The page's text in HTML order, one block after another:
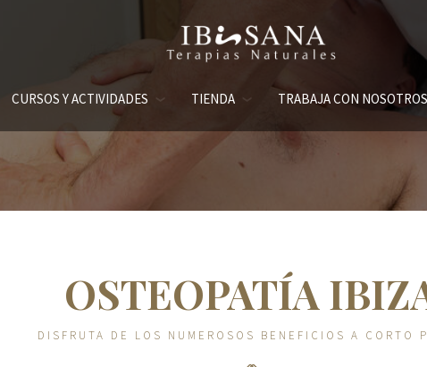
CURSOS Y ACTIVIDADES TIENDA TRABAJA CON NOSOTROS
OSTEOPATÍA
DISFRUTA DE LOS NUMEROSOS BENEFICIOS A CORTO